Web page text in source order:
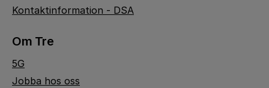
Kontaktinformation - DSA
Om Tre
5G
Jobba hos oss